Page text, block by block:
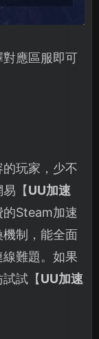
應區服即可
玩家，少不
【UU加速
Steam加速
制，能全面
難題。如果
試【UU加速